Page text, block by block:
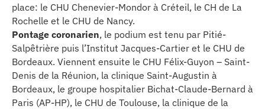
place: le CHU Chenevier-Mondor à Créteil, le CH de La
Rochelle et le CHU de Nancy.
Pontage coronarien, le podium est tenu par Pitié-
Salpêtrière puis l’Institut Jacques-Cartier et le CHU de
Bordeaux. Viennent ensuite le CHU Félix-Guyon – Saint-
Denis de la Réunion, la clinique Saint-Augustin à
Bordeaux, le groupe hospitalier Bichat-Claude-Bernard à
Paris (AP-HP), le CHU de Toulouse, la clinique de la